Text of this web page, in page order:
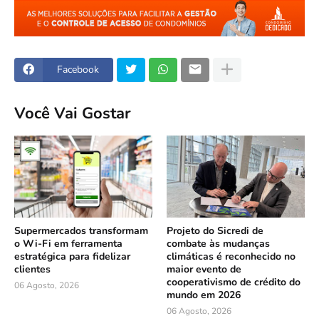
Facebook
Você Vai Gostar
Supermercados transformam
o Wi-Fi em ferramenta
estratégica para fidelizar
clientes
06 Agosto, 2026
Projeto do Sicredi de
combate às mudanças
climáticas é reconhecido no
maior evento de
cooperativismo de crédito do
mundo em 2026
06 Agosto, 2026